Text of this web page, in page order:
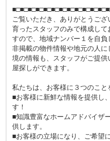
ご覧いただき、ありがとうご
育ったスタッフのみで構成し
すので、地域ナンバー１を自
非掲載の物件情報や地元の人
境の情報も、スタッフがご提
屋探しができます。
私たちは、お客様に３つのこと
■お客様に新鮮な情報を提供し
す！
■知識豊富なホームアドバイザ
供します。
■お客様の立場になり、ご希望